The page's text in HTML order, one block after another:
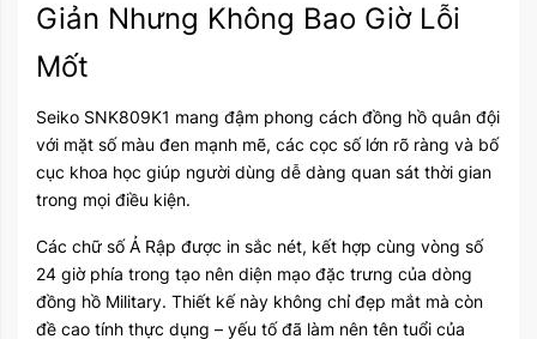
Giản Nhưng Không Bao Giờ Lỗi
Mốt
Seiko SNK809K1 mang đậm phong cách đồng hồ quân đội
với mặt số màu đen mạnh mẽ, các cọc số lớn rõ ràng và bố
cục khoa học giúp người dùng dễ dàng quan sát thời gian
trong mọi điều kiện.
Các chữ số Ả Rập được in sắc nét, kết hợp cùng vòng số
24 giờ phía trong tạo nên diện mạo đặc trưng của dòng
đồng hồ Military. Thiết kế này không chỉ đẹp mắt mà còn
đề cao tính thực dụng – yếu tố đã làm nên tên tuổi của